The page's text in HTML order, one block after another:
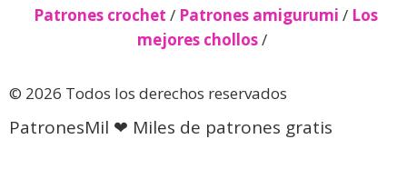
Patrones crochet / Patrones amigurumi / Los
mejores chollos/
© 2026 Todos los derechos reservados
PatronesMil ❤ Miles de patrones gratis